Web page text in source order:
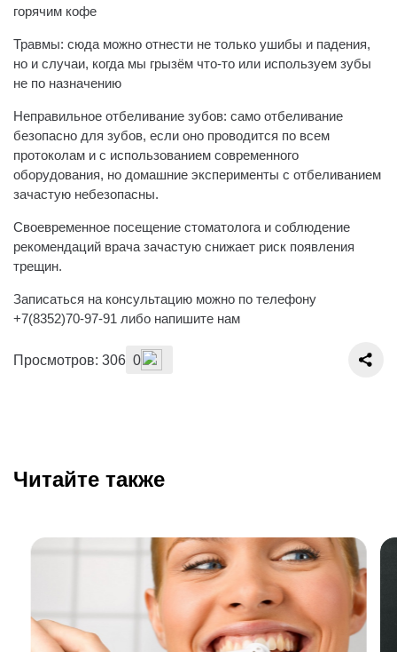
горячим кофе
Травмы: сюда можно отнести не только ушибы и падения,
но и случаи, когда мы грызём что-то или используем зубы
не по назначению
Неправильное отбеливание зубов: само отбеливание
безопасно для зубов, если оно проводится по всем
протоколам и с использованием современного
оборудования, но домашние эксперименты с отбеливанием
зачастую небезопасны.
Своевременное посещение стоматолога и соблюдение
рекомендаций врача зачастую снижает риск появления
трещин.
Записаться на консультацию можно по телефону
+7(8352)70-97-91 либо напишите нам
Просмотров: 306 0
Читайте также